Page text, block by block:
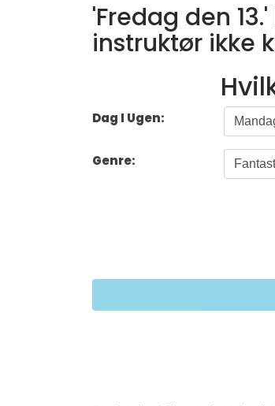
'Fredag ​​den
instruktør ikke
Dag I Ugen:
Genre: